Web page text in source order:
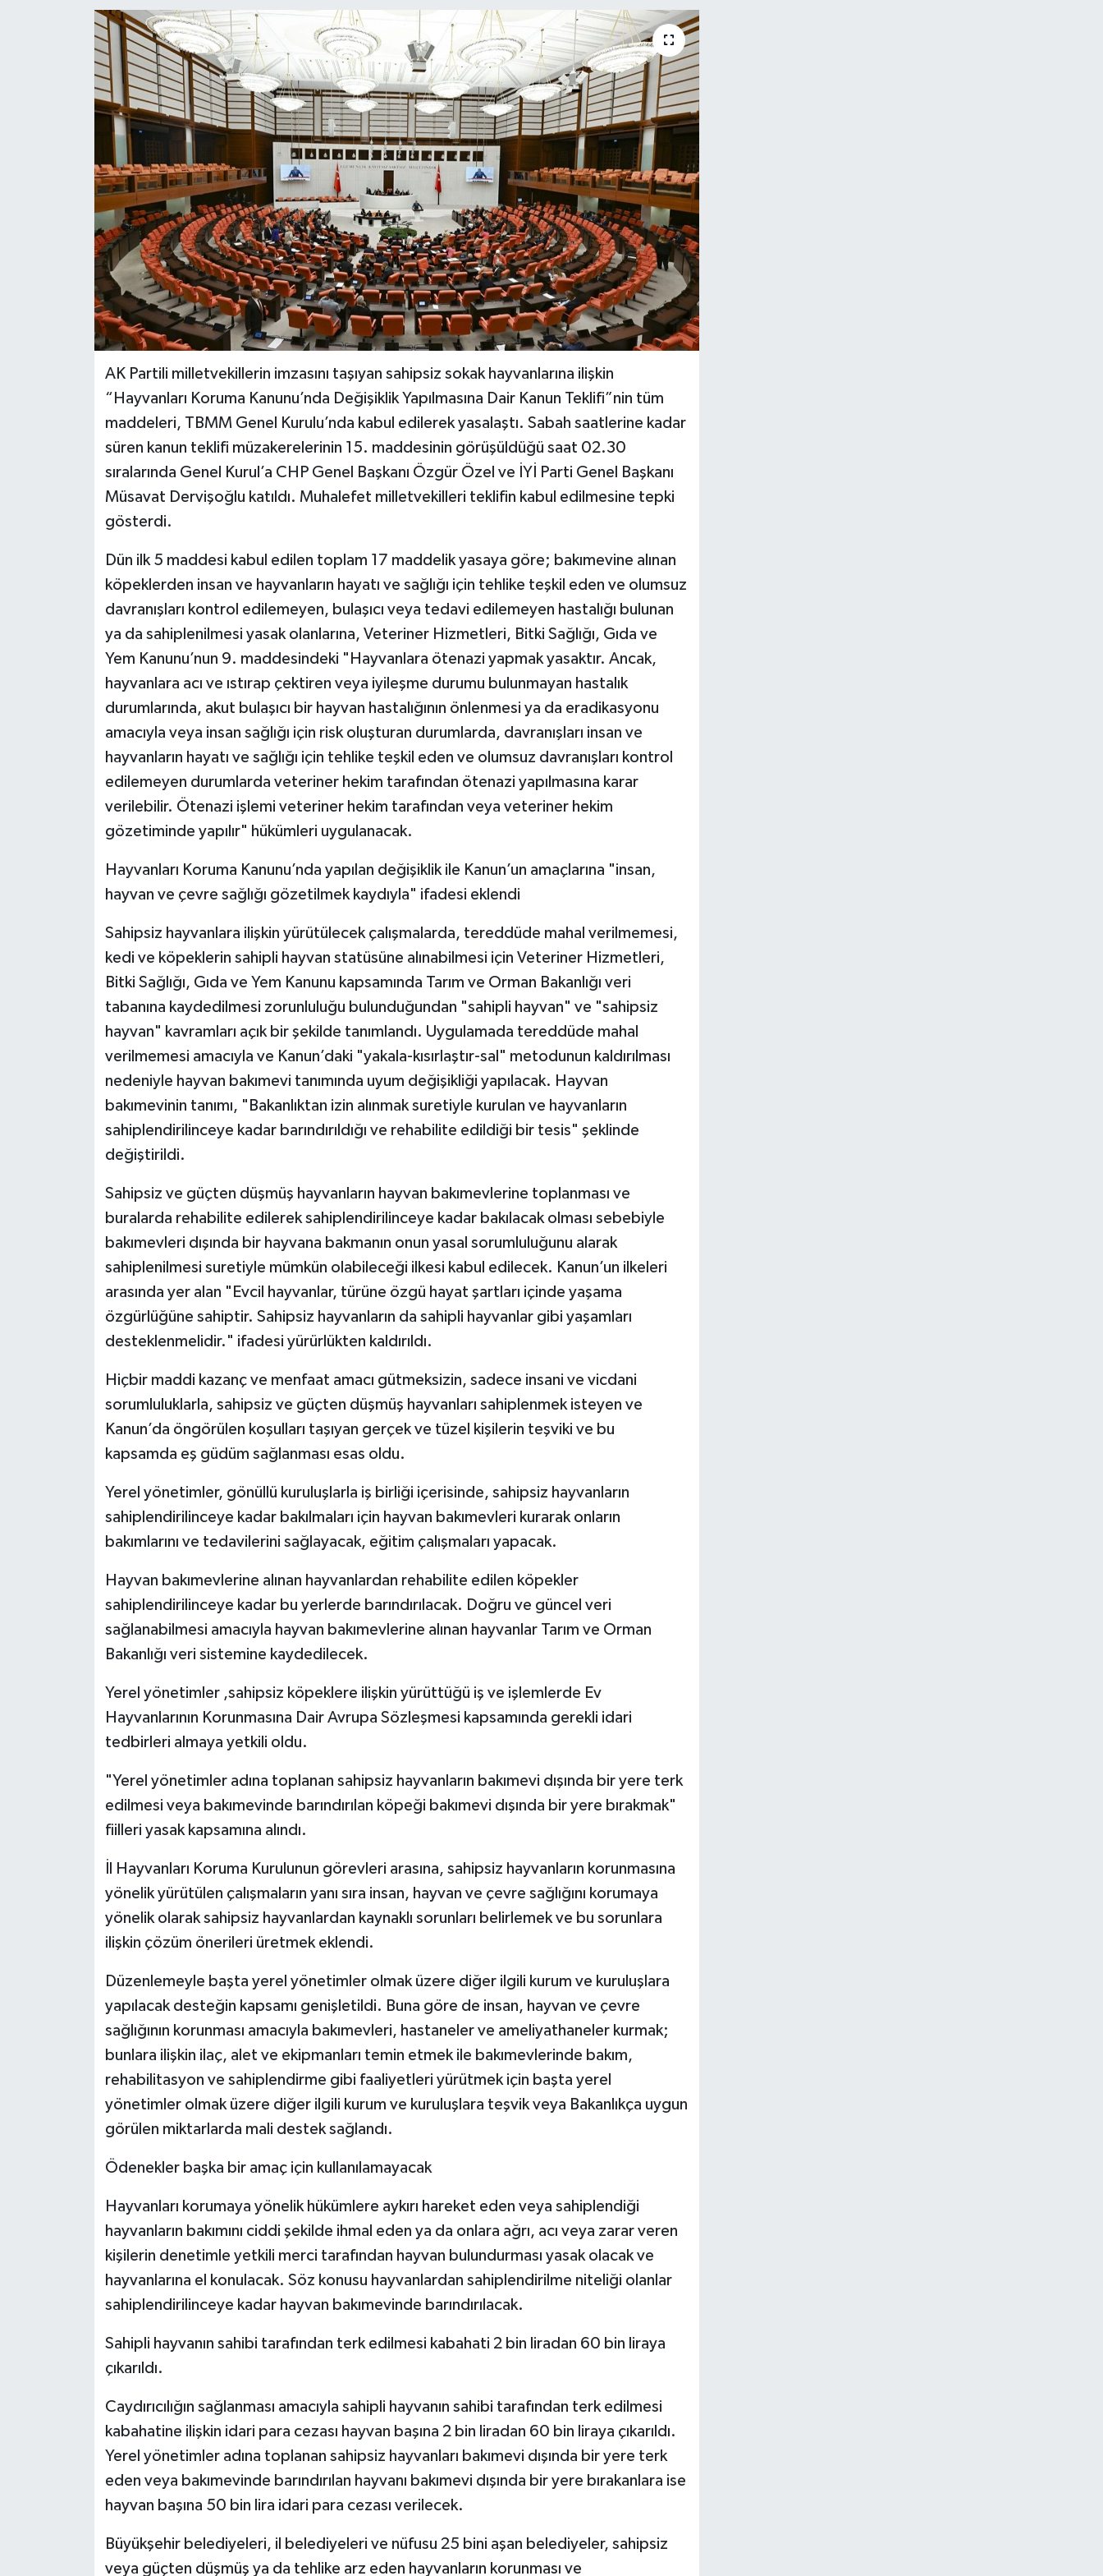
AK Partili milletvekillerin imzasını taşıyan sahipsiz sokak hayvanlarına ilişkin
“Hayvanları Koruma Kanunu’nda Değişiklik Yapılmasına Dair Kanun Teklifi”nin tüm
maddeleri, TBMM Genel Kurulu’nda kabul edilerek yasalaştı. Sabah saatlerine kadar
süren kanun teklifi müzakerelerinin 15. maddesinin görüşüldüğü saat 02.30
sıralarında Genel Kurul’a CHP Genel Başkanı Özgür Özel ve İYİ Parti Genel Başkanı
Müsavat Dervişoğlu katıldı. Muhalefet milletvekilleri teklifin kabul edilmesine tepki
gösterdi.
Dün ilk 5 maddesi kabul edilen toplam 17 maddelik yasaya göre; bakımevine alınan
köpeklerden insan ve hayvanların hayatı ve sağlığı için tehlike teşkil eden ve olumsuz
davranışları kontrol edilemeyen, bulaşıcı veya tedavi edilemeyen hastalığı bulunan
ya da sahiplenilmesi yasak olanlarına, Veteriner Hizmetleri, Bitki Sağlığı, Gıda ve
Yem Kanunu’nun 9. maddesindeki "Hayvanlara ötenazi yapmak yasaktır. Ancak,
hayvanlara acı ve ıstırap çektiren veya iyileşme durumu bulunmayan hastalık
durumlarında, akut bulaşıcı bir hayvan hastalığının önlenmesi ya da eradikasyonu
amacıyla veya insan sağlığı için risk oluşturan durumlarda, davranışları insan ve
hayvanların hayatı ve sağlığı için tehlike teşkil eden ve olumsuz davranışları kontrol
edilemeyen durumlarda veteriner hekim tarafından ötenazi yapılmasına karar
verilebilir. Ötenazi işlemi veteriner hekim tarafından veya veteriner hekim
gözetiminde yapılır" hükümleri uygulanacak.
Hayvanları Koruma Kanunu’nda yapılan değişiklik ile Kanun’un amaçlarına "insan,
hayvan ve çevre sağlığı gözetilmek kaydıyla" ifadesi eklendi
Sahipsiz hayvanlara ilişkin yürütülecek çalışmalarda, tereddüde mahal verilmemesi,
kedi ve köpeklerin sahipli hayvan statüsüne alınabilmesi için Veteriner Hizmetleri,
Bitki Sağlığı, Gıda ve Yem Kanunu kapsamında Tarım ve Orman Bakanlığı veri
tabanına kaydedilmesi zorunluluğu bulunduğundan "sahipli hayvan" ve "sahipsiz
hayvan" kavramları açık bir şekilde tanımlandı. Uygulamada tereddüde mahal
verilmemesi amacıyla ve Kanun’daki "yakala-kısırlaştır-sal" metodunun kaldırılması
nedeniyle hayvan bakımevi tanımında uyum değişikliği yapılacak. Hayvan
bakımevinin tanımı, "Bakanlıktan izin alınmak suretiyle kurulan ve hayvanların
sahiplendirilinceye kadar barındırıldığı ve rehabilite edildiği bir tesis" şeklinde
değiştirildi.
Sahipsiz ve güçten düşmüş hayvanların hayvan bakımevlerine toplanması ve
buralarda rehabilite edilerek sahiplendirilinceye kadar bakılacak olması sebebiyle
bakımevleri dışında bir hayvana bakmanın onun yasal sorumluluğunu alarak
sahiplenilmesi suretiyle mümkün olabileceği ilkesi kabul edilecek. Kanun’un ilkeleri
arasında yer alan "Evcil hayvanlar, türüne özgü hayat şartları içinde yaşama
özgürlüğüne sahiptir. Sahipsiz hayvanların da sahipli hayvanlar gibi yaşamları
desteklenmelidir." ifadesi yürürlükten kaldırıldı.
Hiçbir maddi kazanç ve menfaat amacı gütmeksizin, sadece insani ve vicdani
sorumluluklarla, sahipsiz ve güçten düşmüş hayvanları sahiplenmek isteyen ve
Kanun’da öngörülen koşulları taşıyan gerçek ve tüzel kişilerin teşviki ve bu
kapsamda eş güdüm sağlanması esas oldu.
Yerel yönetimler, gönüllü kuruluşlarla iş birliği içerisinde, sahipsiz hayvanların
sahiplendirilinceye kadar bakılmaları için hayvan bakımevleri kurarak onların
bakımlarını ve tedavilerini sağlayacak, eğitim çalışmaları yapacak.
Hayvan bakımevlerine alınan hayvanlardan rehabilite edilen köpekler
sahiplendirilinceye kadar bu yerlerde barındırılacak. Doğru ve güncel veri
sağlanabilmesi amacıyla hayvan bakımevlerine alınan hayvanlar Tarım ve Orman
Bakanlığı veri sistemine kaydedilecek.
Yerel yönetimler ,sahipsiz köpeklere ilişkin yürüttüğü iş ve işlemlerde Ev
Hayvanlarının Korunmasına Dair Avrupa Sözleşmesi kapsamında gerekli idari
tedbirleri almaya yetkili oldu.
"Yerel yönetimler adına toplanan sahipsiz hayvanların bakımevi dışında bir yere terk
edilmesi veya bakımevinde barındırılan köpeği bakımevi dışında bir yere bırakmak"
fiilleri yasak kapsamına alındı.
İl Hayvanları Koruma Kurulunun görevleri arasına, sahipsiz hayvanların korunmasına
yönelik yürütülen çalışmaların yanı sıra insan, hayvan ve çevre sağlığını korumaya
yönelik olarak sahipsiz hayvanlardan kaynaklı sorunları belirlemek ve bu sorunlara
ilişkin çözüm önerileri üretmek eklendi.
Düzenlemeyle başta yerel yönetimler olmak üzere diğer ilgili kurum ve kuruluşlara
yapılacak desteğin kapsamı genişletildi. Buna göre de insan, hayvan ve çevre
sağlığının korunması amacıyla bakımevleri, hastaneler ve ameliyathaneler kurmak;
bunlara ilişkin ilaç, alet ve ekipmanları temin etmek ile bakımevlerinde bakım,
rehabilitasyon ve sahiplendirme gibi faaliyetleri yürütmek için başta yerel
yönetimler olmak üzere diğer ilgili kurum ve kuruluşlara teşvik veya Bakanlıkça uygun
görülen miktarlarda mali destek sağlandı.
Ödenekler başka bir amaç için kullanılamayacak
Hayvanları korumaya yönelik hükümlere aykırı hareket eden veya sahiplendiği
hayvanların bakımını ciddi şekilde ihmal eden ya da onlara ağrı, acı veya zarar veren
kişilerin denetimle yetkili merci tarafından hayvan bulundurması yasak olacak ve
hayvanlarına el konulacak. Söz konusu hayvanlardan sahiplendirilme niteliği olanlar
sahiplendirilinceye kadar hayvan bakımevinde barındırılacak.
Sahipli hayvanın sahibi tarafından terk edilmesi kabahati 2 bin liradan 60 bin liraya
çıkarıldı.
Caydırıcılığın sağlanması amacıyla sahipli hayvanın sahibi tarafından terk edilmesi
kabahatine ilişkin idari para cezası hayvan başına 2 bin liradan 60 bin liraya çıkarıldı.
Yerel yönetimler adına toplanan sahipsiz hayvanları bakımevi dışında bir yere terk
eden veya bakımevinde barındırılan hayvanı bakımevi dışında bir yere bırakanlara ise
hayvan başına 50 bin lira idari para cezası verilecek.
Büyükşehir belediyeleri, il belediyeleri ve nüfusu 25 bini aşan belediyeler, sahipsiz
veya güçten düşmüş ya da tehlike arz eden hayvanların korunması ve